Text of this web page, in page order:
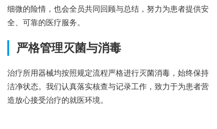
细微的险情，也会全员共同回顾与总结，努力为患者提供安
全、可靠的医疗服务。
严格管理灭菌与消毒
治疗所用器械均按照规定流程严格进行灭菌消毒，始终保持
洁净状态。我们认真落实核查与记录工作，致力于为患者营
造放心接受治疗的就医环境。